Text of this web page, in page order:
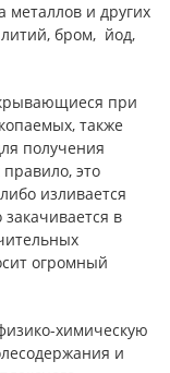
и других
бром, йод,
при
также
получения
это
изливается
в
огромный
химическую
и